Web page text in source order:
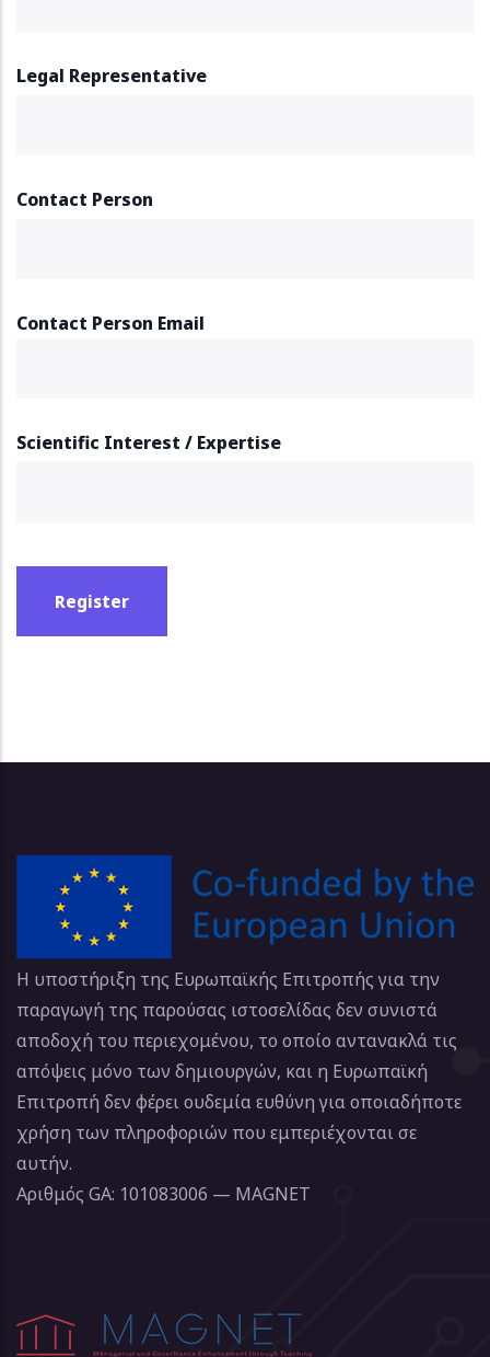
Legal Representative
Contact Person
Contact Person Email
Scientific Interest / Expertise
Η υποστήριξη της Ευρωπαϊκής Επιτροπής για την
παραγωγή της παρούσας ιστοσελίδας δεν συνιστά
αποδοχή του περιεχομένου, το οποίο αντανακλά τις
απόψεις μόνο των δημιουργών, και η Ευρωπαϊκή
Επιτροπή δεν φέρει ουδεμία ευθύνη για οποιαδήποτε
χρήση των πληροφοριών που εμπεριέχονται σε
αυτήν.
Αριθμός GA: 101083006 — MAGNET